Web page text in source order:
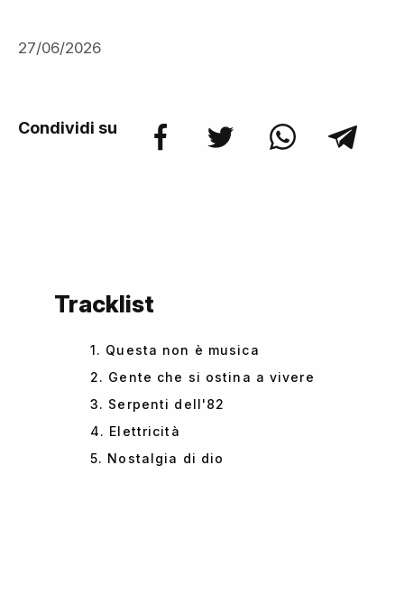
27/06/2026
Condividi su
Tracklist
1. Questa non è musica
2. Gente che si ostina a vivere
3. Serpenti dell'82
4. Elettricità
5. Nostalgia di dio